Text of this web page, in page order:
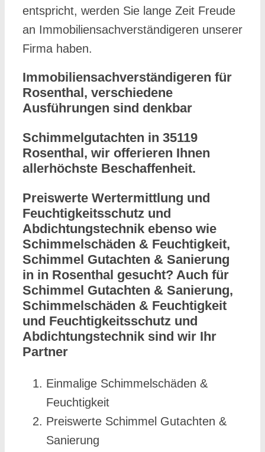
entspricht, werden Sie lange Zeit Freude
an Immobiliensachverständigeren unserer
Firma haben.
Immobiliensachverständigeren für
Rosenthal, verschiedene
Ausführungen sind denkbar
Schimmelgutachten in 35119
Rosenthal, wir offerieren Ihnen
allerhöchste Beschaffenheit.
Preiswerte Wertermittlung und
Feuchtigkeitsschutz und
Abdichtungstechnik ebenso wie
Schimmelschäden & Feuchtigkeit,
Schimmel Gutachten & Sanierung
in in Rosenthal gesucht? Auch für
Schimmel Gutachten & Sanierung,
Schimmelschäden & Feuchtigkeit
und Feuchtigkeitsschutz und
Abdichtungstechnik sind wir Ihr
Partner
Einmalige Schimmelschäden &
Feuchtigkeit
Preiswerte Schimmel Gutachten &
Sanierung